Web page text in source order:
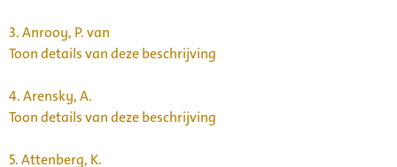
3.Anrooy, P. van
Toon details van deze beschrijving
4.Arensky, A.
Toon details van deze beschrijving
5.Attenberg, K.